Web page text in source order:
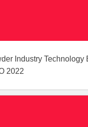
Industry Technology
2022